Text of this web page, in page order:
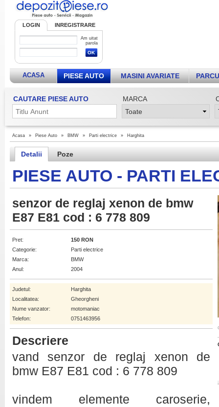
LOGIN INREGISTRARE
Am uitat
parola
ACASA PIESE AUTO MASINI AVARIATE
CAUTARE PIESE AUTO MARCA
Acasa » Piese Auto » BMW » Parti electrice » Harghita
Detalii Poze
PIESE AUTO - PARTI
senzor de reglaj xenon de bmw
E87 E81 cod : 6 778 809
Pret:
150 RON
Categorie:
Parti electrice
Marca:
BMW
Anul:
2004
Judetul:
Harghita
Localitatea:
Gheorgheni
Nume vanzator:
motomaniac
Telefon:
0751463956
Descriere
vand senzor de reglaj xenon de
bmw E87 E81 cod : 6 778 809
vindem elemente caroserie,